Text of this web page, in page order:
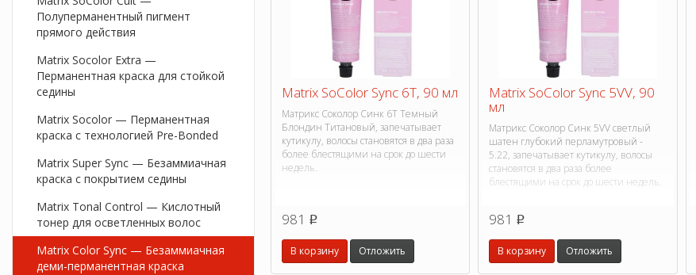
Полуперманентный пигмент
прямого действия
Matrix Socolor Extra —
Перманентная краска для стойкой
седины
Matrix Socolor — Перманентная
краска с технологией Pre-Bonded
Matrix Super Sync — Безаммиачная
краска с покрытием седины
Matrix Tonal Control — Кислотный
тонер для осветленных волос
Matrix Color Sync — Безаммиачная
деми-перманентная краска
Matrix SoColor Sync 6T, 90 мл
Матрикс Соколор Синк 6T Темный
Блондин Титановый, запечатывает
кутикулу, волосы становятся в два раза
более блестящими на срок до шести
недель.
981 p
В корзину Отложить
Matrix SoColor Sync 5VV, 90
мл
Матрикс Соколор Синк 5VV светлый
шатен глубокий перламутровый -
5.22, запечатывает кутикулу, волосы
становятся в два раза более
блестящими на срок до шести недель.
981 p
В корзину Отложить